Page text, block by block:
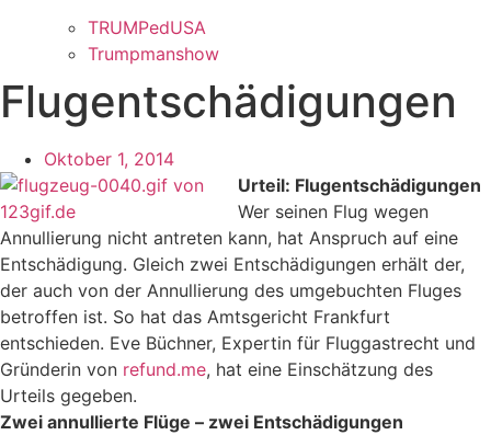
TRUMPedUSA
Trumpmanshow
Flugentschädigungen
Oktober 1, 2014
Urteil: Flugentschädigungen
Wer seinen Flug wegen
Annullierung nicht antreten kann, hat Anspruch auf eine
Entschädigung. Gleich zwei Entschädigungen erhält der,
der auch von der Annullierung des umgebuchten Fluges
betroffen ist. So hat das Amtsgericht Frankfurt
entschieden. Eve Büchner, Expertin für Fluggastrecht und
Gründerin von refund.me, hat eine Einschätzung des
Urteils gegeben.
Zwei annullierte Flüge – zwei Entschädigungen